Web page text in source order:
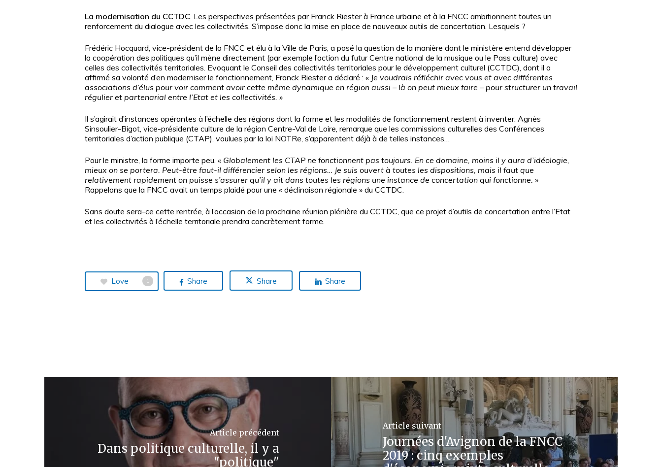
La modernisation du CCTDC. Les perspectives présentées par Franck Riester à France urbaine et à la FNCC ambitionnent toutes un
renforcement du dialogue avec les collectivités. S’impose donc la mise en place de nouveaux outils de concertation. Lesquels ?
Frédéric Hocquard, vice-président de la FNCC et élu à la Ville de Paris, a posé la question de la manière dont le ministère entend développer
la coopération des politiques qu’il mène directement (par exemple l’action du futur Centre national de la musique ou le Pass culture) avec
celles des collectivités territoriales. Evoquant le Conseil des collectivités territoriales pour le développement culturel (CCTDC), dont il a
affirmé sa volonté d’en moderniser le fonctionnement, Franck Riester a déclaré : « Je voudrais réfléchir avec vous et avec différentes
associations d’élus pour voir comment avoir cette même dynamique en région aussi – là on peut mieux faire – pour structurer un travail
régulier et partenarial entre l’Etat et les collectivités. »
Il s’agirait d’instances opérantes à l’échelle des régions dont la forme et les modalités de fonctionnement restent à inventer. Agnès
Sinsoulier-Bigot, vice-présidente culture de la région Centre-Val de Loire, remarque que les commissions culturelles des Conférences
territoriales d’action publique (CTAP), voulues par la loi NOTRe, s’apparentent déjà à de telles instances…
Pour le ministre, la forme importe peu. « Globalement les CTAP ne fonctionnent pas toujours. En ce domaine, moins il y aura d’idéologie,
mieux on se portera. Peut-être faut-il différencier selon les régions… Je suis ouvert à toutes les dispositions, mais il faut que
relativement rapidement on puisse s’assurer qu’il y ait dans toutes les régions une instance de concertation qui fonctionne. »
Rappelons que la FNCC avait un temps plaidé pour une « déclinaison régionale » du CCTDC.
Sans doute sera-ce cette rentrée, à l’occasion de la prochaine réunion plénière du CCTDC, que ce projet d’outils de concertation entre l’Etat
et les collectivités à l’échelle territoriale prendra concrètement forme.
Love 1 Share Share Share
Article précédent
Dans politique culturelle, il y a
"politique"
Article suivant
Journées d'Avignon de la FNCC
2019 : cinq exemples